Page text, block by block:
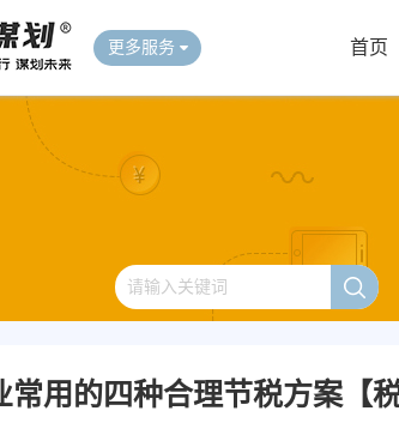
更多服务 首页
常用的四种合理节税方案【